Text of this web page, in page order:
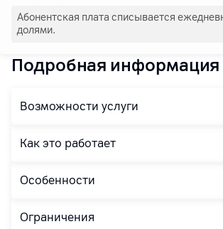
Абонентская плата списывается
долями.
Подробная информация
Возможности услуги
Как это работает
Особенности
Ограничения